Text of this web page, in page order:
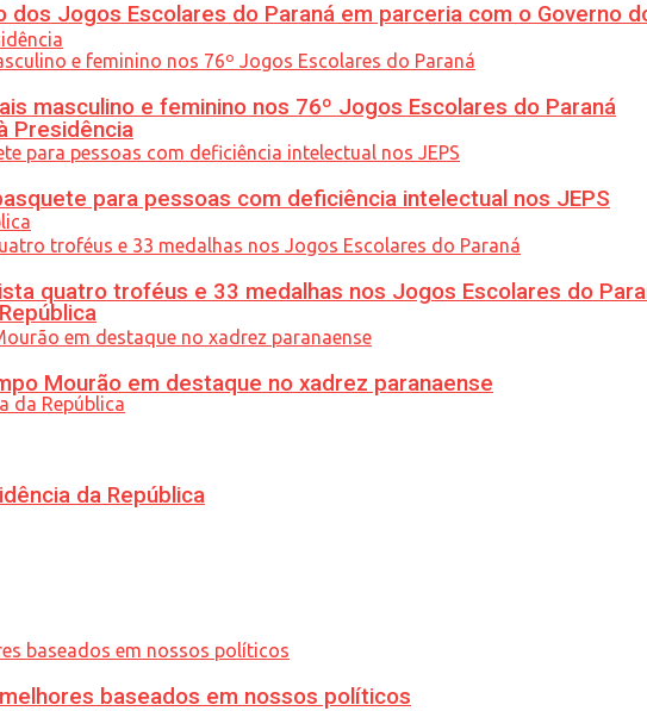
Presidência
da República
Jogos Escolares do Paraná em parceria com o Governo
masculino e feminino nos 76º Jogos Escolares do Paraná
para pessoas com deficiência intelectual nos JEPS
quatro troféus e 33 medalhas nos Jogos Escolares do
Mourão em destaque no xadrez paranaense
baseados em nossos políticos